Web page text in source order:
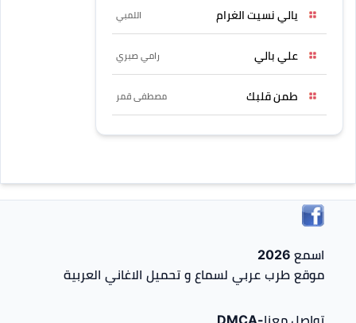
يالي نسيت الغرام اللمبي
علي بالي رامي صبري
طمن قلبك مصطفى قمر
اسمع 2026
موقع طرب عربي لسماع و تحميل الاغاني العربية
تواصل معنا-DMCA